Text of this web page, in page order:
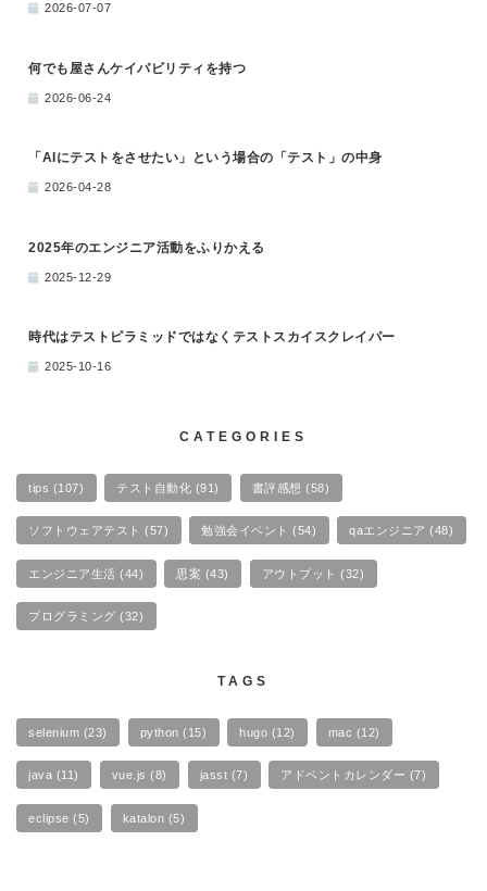
2026-07-07
何でも屋さんケイパビリティを持つ
2026-06-24
「AIにテストをさせたい」という場合の「テスト」の中身
2026-04-28
2025年のエンジニア活動をふりかえる
2025-12-29
時代はテストピラミッドではなくテストスカイスクレイパー
2025-10-16
CATEGORIES
tips (107) テスト自動化 (91) 書評感想(58)
ソフトウェアテスト(57) 勉強会イベント(54) qaエンジニア(48)
エンジニア生活(44) 思案 (43) アウトプット(32)
プログラミング(32)
TAGS
selenium (23) python(15) hugo (12) mac (12)
java (11) vue.js(8) jasst (7) アドベントカレンダー (7)
eclipse(5) katalon (5)